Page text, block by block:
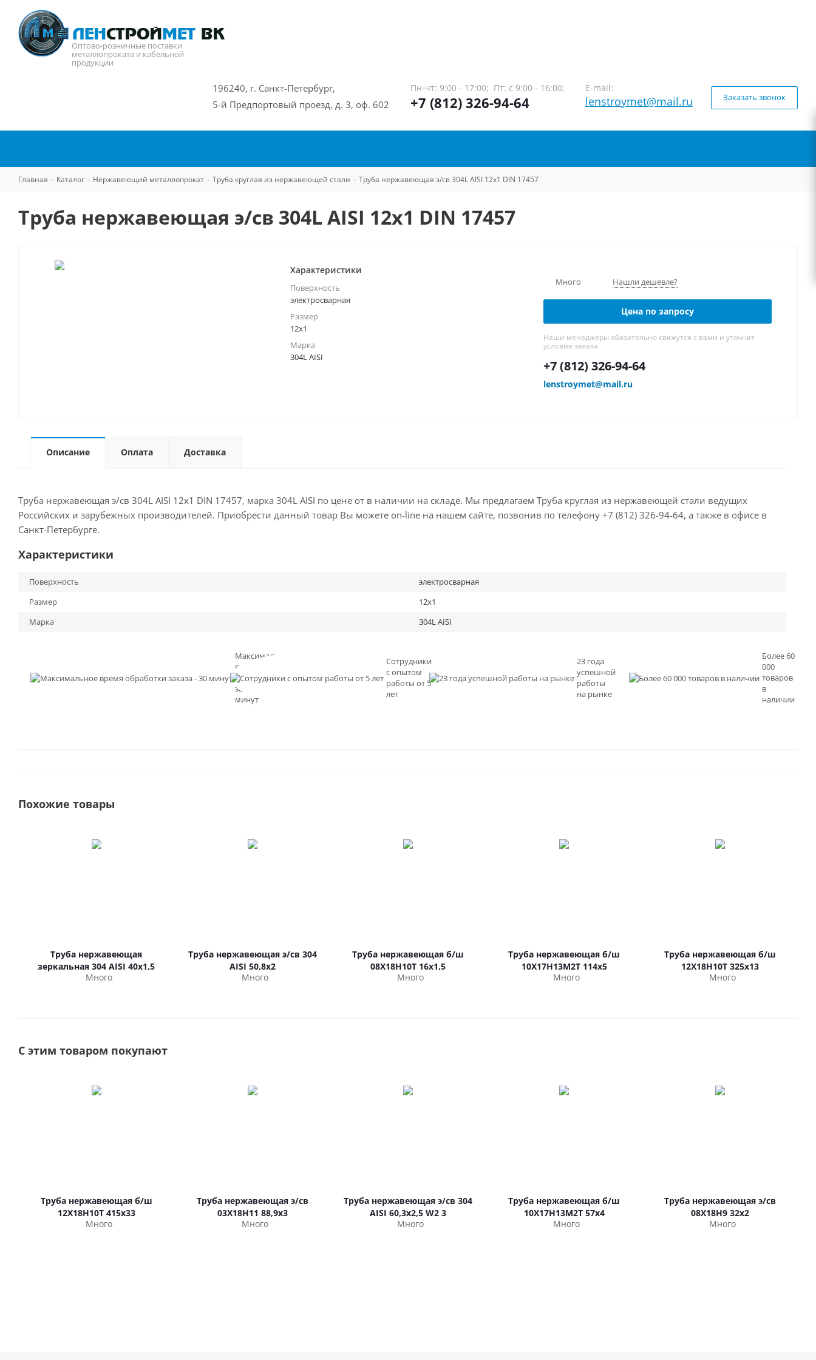
Оптово-розничные поставки
металлопроката и кабельной
продукции
196240, г. Санкт-Петербург,
5-й Предпортовый проезд, д. 3, оф. 602
Пн-чт: 9:00 - 17:00; Пт: с 9:00 - 16:00;
+7 (812) 326-94-64
E-mail:
lenstroymet@mail.ru Заказать звонок
Главная - Каталог - Нержавеющий металлопрокат - Труба круглая из нержавеющей стали - Труба нержавеющая э/св 304L AISI 12х1 DIN 17457
Труба нержавеющая э/св 304L AISI 12х1 DIN 17457
Характеристики
Поверхность
электросварная
Размер
12х1
Марка
304L AISI
Много Нашли дешевле?
Цена по запросу
Наши менеджеры обязательно свяжутся с вами и уточнят
условия заказа
+7 (812) 326-94-64
lenstroymet@mail.ru
Описание Оплата Доставка
Труба нержавеющая э/св 304L AISI 12х1 DIN 17457, марка 304L AISI по цене от в наличии на складе. Мы предлагаем Труба круглая из нержавеющей стали ведущих
Российских и зарубежных производителей. Приобрести данный товар Вы можете on-line на нашем сайте, позвонив по телефону +7 (812) 326-94-64, а также в офисе в
Санкт-Петербурге.
Характеристики
Поверхность
электросварная
Размер
12х1
Марка
304L AISI
Максимальное
время
обработки
заказа - 30
минут
Сотрудники
с опытом
работы от 5
лет
23 года
успешной
работы
на рынке
Более 60
000
товаров
в
наличии
Похожие товары
Труба нержавеющая
зеркальная 304 AISI 40х1,5
Много
Труба нержавеющая э/св 304
AISI 50,8х2
Много
Труба нержавеющая б/ш
08Х18Н10Т 16х1,5
Много
Труба нержавеющая б/ш
10Х17Н13М2Т 114х5
Много
Труба нержавеющая б/ш
12Х18Н10Т 325х13
Много
С этим товаром покупают
Труба нержавеющая б/ш
12Х18Н10Т 415х33
Много
Труба нержавеющая э/св
03Х18Н11 88,9х3
Много
Труба нержавеющая э/св 304
AISI 60,3х2,5 W2 3
Много
Труба нержавеющая б/ш
10Х17Н13М2Т 57х4
Много
Труба нержавеющая э/св
08Х18Н9 32х2
Много